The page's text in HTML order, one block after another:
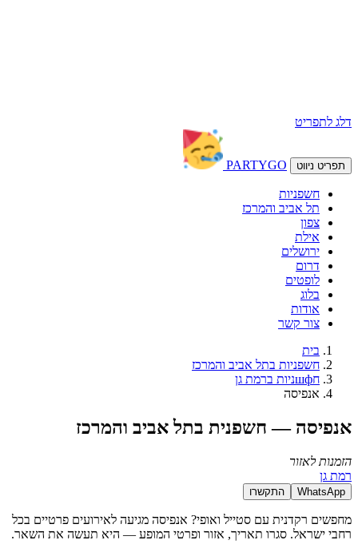
דלג לתפריט
תפריט ניווט PARTYGO
חשפניות
תל אביב והמרכז
צפון
אילת
ירושלים
דרום
לופטים
בלוג
אודות
צור קשר
בית
חשפניות בתל אביב והמרכז
חшфניות ברמת גן
אנפיסה
אנפיסה — חשפנית בתל אביב והמרכז
הזמנות לאזור
רמת גן
WhatsApp התקשרו
מחפשים רקדנית עם סטייל ואופי? אנפיסה מגיעה לאירועים פרטיים בכל
רחבי ישראל. סגרו תאריך, אזור ופרטי המופע — היא תעשה את השאר.